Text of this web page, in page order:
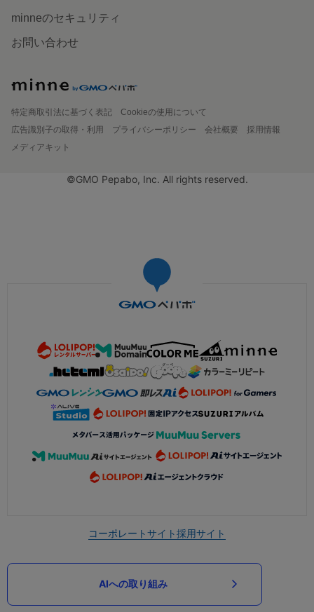
minneのセキュリティ
お問い合わせ
特定商取引法に基づく表記
Cookieの使用について
広告識別子の取得・利用
プライバシーポリシー 会社概要
採用情報
メディアキット
©GMO Pepabo, Inc. All rights reserved.
コーポレートサイト採用サイト
AIへの取り組み